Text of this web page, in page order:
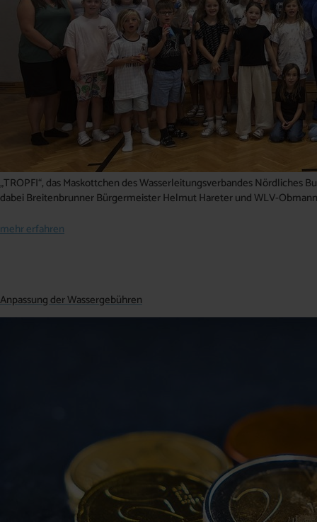
„TROPFI“, das Maskottchen des Wasserleitungsverbandes
dabei Breitenbrunner Bürgermeister Helmut Hareter und WLV-
mehr erfahren
Anpassung der Wassergebühren